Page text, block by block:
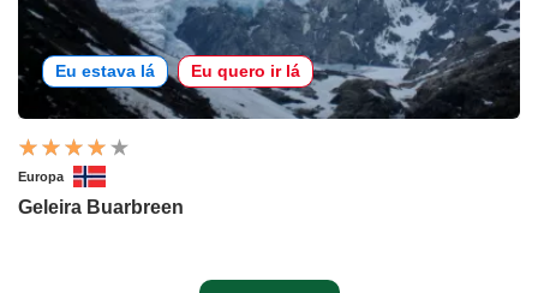
Eu estava lá Eu quero ir lá
Europa
Geleira Buarbreen